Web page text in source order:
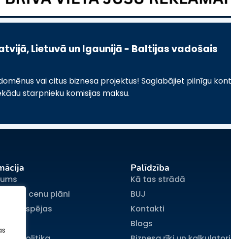
Lietuvā un Igaunijā - Baltijas vadošais
vai citus biznesa projektus! Saglabājiet pilnīgu
starpnieku komisijas maksu.
cenu plāni
iespējas
Palīdzība
Kā tas strādā
BUJ
Kontakti
Blogs